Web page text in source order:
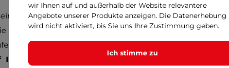
ausgeklügelten Luftmassage.Sanfte
Hände und einzelne Finger und lösen so
des Tages aufgebaut haben. Sie können
Intensitätsstufen
wir Ihnen auf und außerhalb der Website relevantere
Angebote unserer Produkte anzeigen. Die Datenerhebung
wird nicht aktiviert, bis Sie uns Ihre Zustimmung geben.
Ich stimme zu